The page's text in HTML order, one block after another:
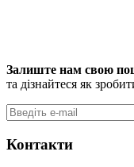
Залиште нам свою
та дізнайтеся як
Контакти